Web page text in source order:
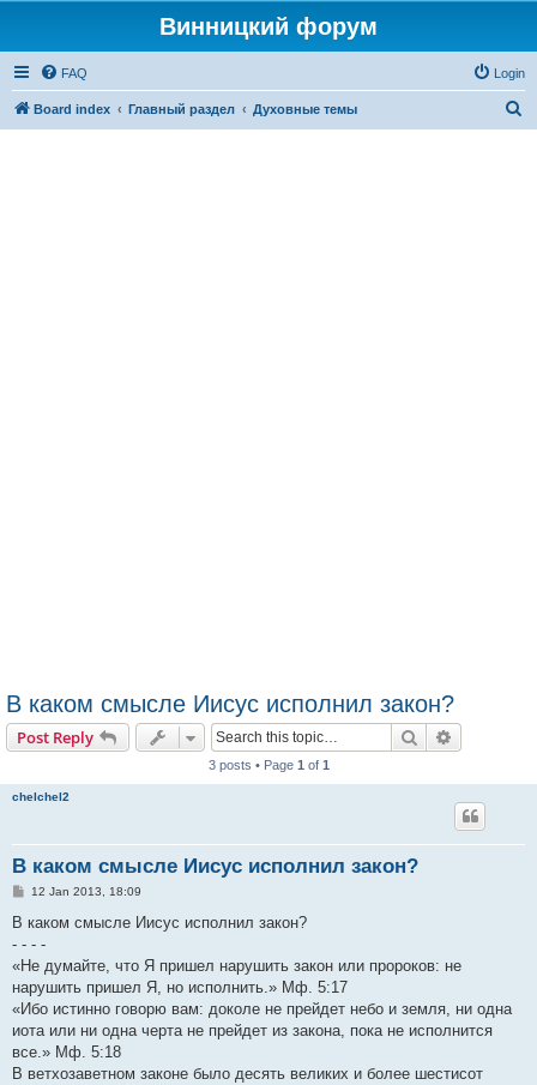
Винницкий форум
FAQ Login
Board index Главный раздел Духовные темы
В каком смысле Иисус исполнил закон?
Post Reply Search
3 posts • Page 1 of 1
chelchel2
В каком смысле Иисус исполнил закон?
P
s
12 Jan 2013, 18:09
В каком смысле Иисус исполнил закон?
- - - -
«Не думайте, что Я пришел нарушить закон или пророков: не
нарушить пришел Я, но исполнить.» Мф. 5:17
«Ибо истинно говорю вам: доколе не прейдет небо и земля, ни одна
иота или ни одна черта не прейдет из закона, пока не исполнится
все.» Мф. 5:18
В ветхозаветном законе было десять великих и более шестисот